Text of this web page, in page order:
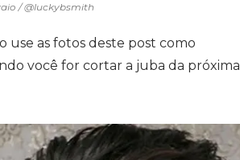
/ @luckybsmith
use as fotos deste post como
você for cortar a juba da próxima